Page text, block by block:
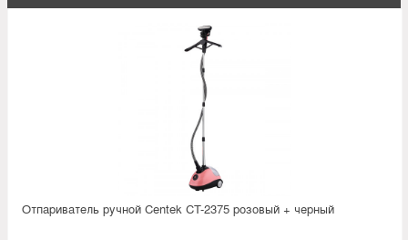
Отпариватель ручной Centek CT-2375 розовый + черный